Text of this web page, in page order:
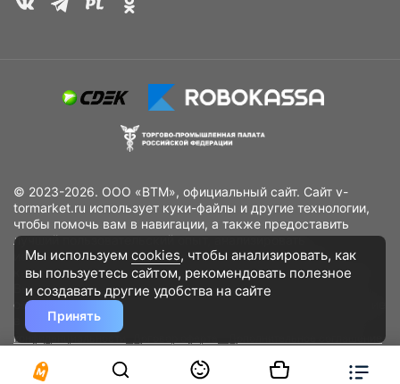
© 2023-2026. ООО «ВТМ», официальный сайт. Сайт v-
tormarket.ru использует куки-файлы и другие технологии,
чтобы помочь вам в навигации, а также предоставить
лучший пользовательский опыт, анализировать
использование наших продуктов и услуг, повысить
качество рекламных и маркетинговых активностей. Если
Вы не хотите, чтобы Ваши пользовательские данные
обрабатывались, пожалуйста, ограничьте их использование
в своём браузере.
конфиденциальности
Разработано DST Global
Мы используем cookies, чтобы анализировать, как
вы пользуетесь сайтом, рекомендовать полезное
и создавать другие удобства на сайте
Принять